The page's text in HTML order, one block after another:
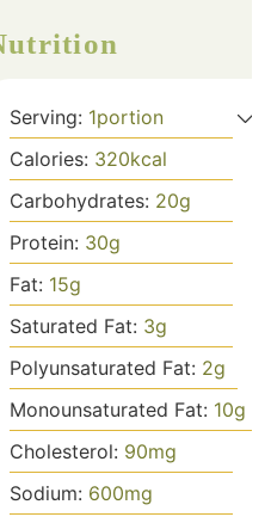
Nutrition
Serving: 1portion
Calories: 320kcal
Carbohydrates: 20g
Protein: 30g
Fat: 15g
Saturated Fat: 3g
Polyunsaturated Fat: 2g
Monounsaturated Fat: 10g
Cholesterol: 90mg
Sodium: 600mg